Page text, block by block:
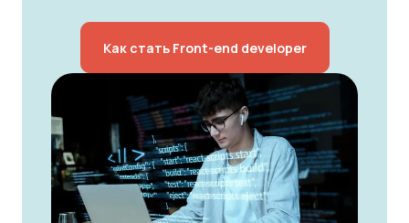
Как стать Front-end developer